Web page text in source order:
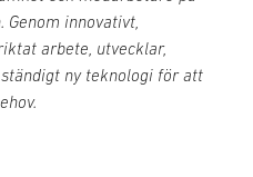
innovativt,
arbete, utvecklar,
ny teknologi för att